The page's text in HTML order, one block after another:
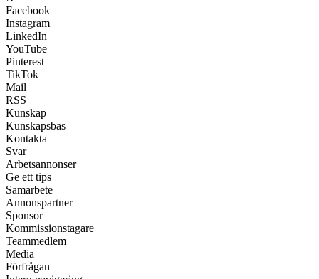
Facebook
Instagram
LinkedIn
YouTube
Pinterest
TikTok
Mail
RSS
Kunskap
Kunskapsbas
Kontakta
Svar
Arbetsannonser
Ge ett tips
Samarbete
Annonspartner
Sponsor
Kommissionstagare
Teammedlem
Media
Förfrågan